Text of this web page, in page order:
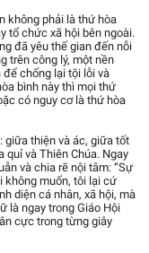
không phải là thứ hòa
tổ chức xã hội bên ngoài.
đã yêu thế gian đến nỗi
trên công lý, một nền
chống lại tội lỗi và
bình này thì mọi thứ
có nguy cơ là thứ hòa
giữa thiện và ác, giữa tốt
quỉ và Thiên Chúa. Ngay
và chia rẽ nội tâm: “Sự
không muốn, tôi lại cứ
diện cá nhân, xã hội, mà
là ngay trong Giáo Hội
cực trong từng giây